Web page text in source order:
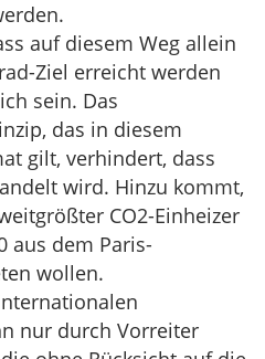
auf diesem Weg allein
Ziel erreicht werden
sein. Das
das in diesem
gilt, verhindert, dass
wird. Hinzu kommt,
CO2-Einheizer
aus dem Paris-
wollen.
nur durch Vorreiter